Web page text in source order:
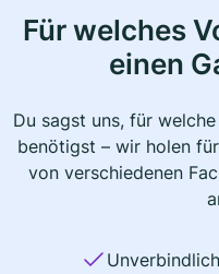
Für welches
einen
Du sagst uns, für
benötigst – wir holen
von verschiedenen
Unverbindlich